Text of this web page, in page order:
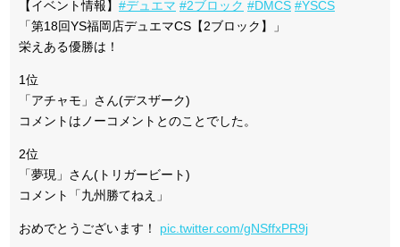
【イベント情報】 #デュエマ #2ブロック #DMCS #YSCS
「第18回YS福岡店デュエマCS【2ブロック】」
栄えある優勝は！
1位
「アチャモ」さん(デスザーク)
コメントはノーコメントとのことでした。
2位
「夢現」さん(トリガービート)
コメント「九州勝てねえ」
おめでとうございます！ pic.twitter.com/gNSffxPR9j